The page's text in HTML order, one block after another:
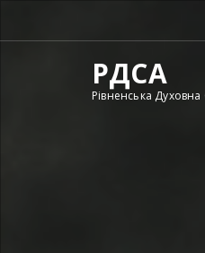
content
РДСА
Рівненська Духовна